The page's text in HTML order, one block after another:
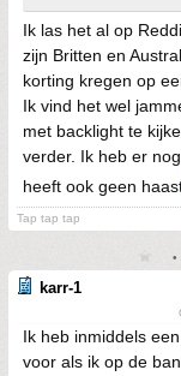
Ik las het al op
zijn Britten en
korting kregen op
Ik vind het wel
met backlight te
verder. Ik heb er
heeft ook geen
Tap tap tap
karr-1
Ik heb inmiddels
voor als ik op de